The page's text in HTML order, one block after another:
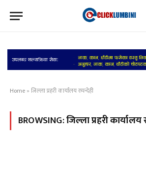
Home » जिल्ला प्रहरी कार्यालय रुपन्देही
BROWSING:जिल्ला प्रहरी